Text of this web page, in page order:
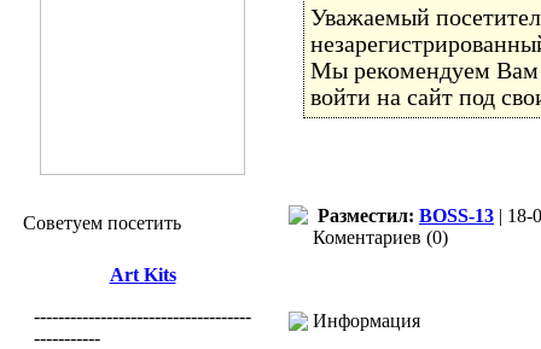
Советуем посетить
Art Kits
------------------------------------
-----------
Уважаемый
Мы рекомендуем
войти на сайт под
Разместил: BOSS-13 | 18-
Коментариев (0)
Информация